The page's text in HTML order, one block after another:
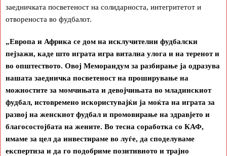
заедничката посветеност на солидарноста, интегритетот и
отвореноста во фудбалот.
„Европа и Африка се дом на исклучителни фудбалски
пејзажи, каде што играта игра витална улога и на теренот и
во општеството. Овој Меморандум за разбирање ја одразува
нашата заедничка посветеност на проширување на
можностите за момчињата и девојчињата во младинскиот
фудбал, истовремено искористувајќи ја моќта на играта за
развој на женскиот фудбал и промовирање на здравјето и
благосостојбата на жените. Во тесна соработка со КАФ,
имаме за цел да инвестираме во луѓе, да споделуваме
експертиза и да го подобриме позитивното и трајно